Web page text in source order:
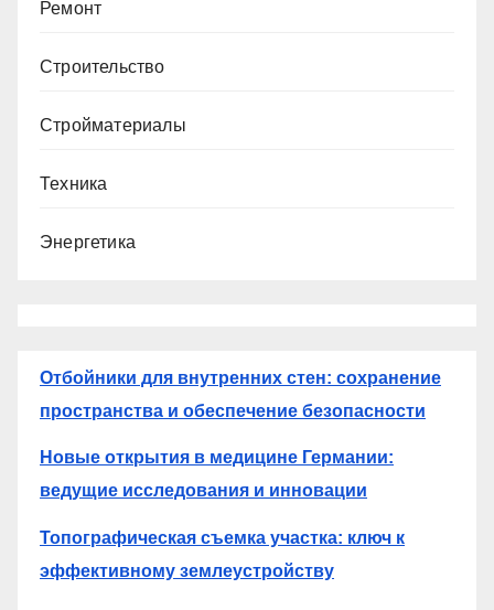
Ремонт
Строительство
Стройматериалы
Техника
Энергетика
Отбойники для внутренних стен: сохранение
пространства и обеспечение безопасности
Новые открытия в медицине Германии:
ведущие исследования и инновации
Топографическая съемка участка: ключ к
эффективному землеустройству